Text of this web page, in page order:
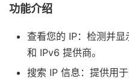
功能介绍
查看您的 IP：检测并
和 IPv6 提供商。
搜索 IP 信息：提供用